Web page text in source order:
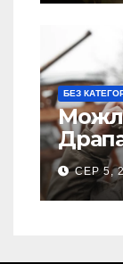
БЕЗ
СЕР 5,